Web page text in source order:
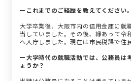
ーこれまでのご経歴を教えてください。
大学卒業後、大阪市内の信用金庫に就
当していました。その後、縁あって令
へ入庁しました。現在は市民税課で住
ー大学時代の就職活動では、公務員は
ょうか？